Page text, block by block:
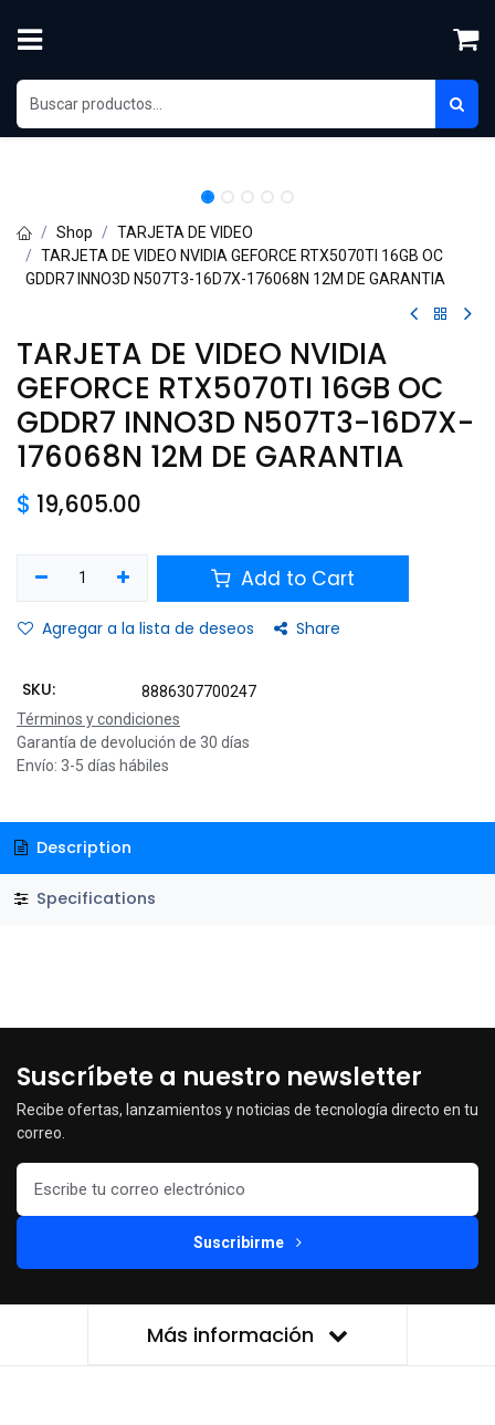
Shop
TARJETA DE VIDEO
TARJETA DE VIDEO NVIDIA GEFORCE RTX5070TI 16GB OC
GDDR7 INNO3D N507T3-16D7X-176068N 12M DE GARANTIA
TARJETA DE VIDEO NVIDIA
GEFORCE RTX5070TI 16GB OC
GDDR7 INNO3D N507T3-16D7X-
176068N 12M DE GARANTIA
$ 19,605.00
Add to Cart
Agregar a la lista de deseos Share
SKU:
8886307700247
Términos y condiciones
Garantía de devolución de 30 días
Envío: 3-5 días hábiles
Description
Specifications
Suscríbete a nuestro newsletter
Recibe ofertas, lanzamientos y noticias de tecnología directo en tu
correo.
Suscribirme
Más información